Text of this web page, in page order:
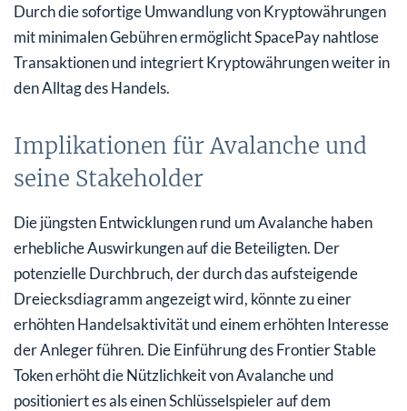
Durch die sofortige Umwandlung von Kryptowährungen
mit minimalen Gebühren ermöglicht SpacePay nahtlose
Transaktionen und integriert Kryptowährungen weiter in
den Alltag des Handels.
Implikationen für Avalanche und
seine Stakeholder
Die jüngsten Entwicklungen rund um Avalanche haben
erhebliche Auswirkungen auf die Beteiligten. Der
potenzielle Durchbruch, der durch das aufsteigende
Dreiecksdiagramm angezeigt wird, könnte zu einer
erhöhten Handelsaktivität und einem erhöhten Interesse
der Anleger führen. Die Einführung des Frontier Stable
Token erhöht die Nützlichkeit von Avalanche und
positioniert es als einen Schlüsselspieler auf dem